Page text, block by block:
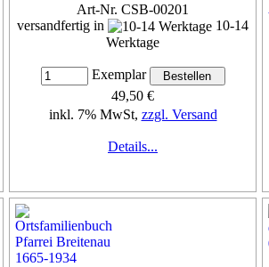
Art-Nr. CSB-00201
versandfertig in
10-14
Werktage
Exemplar
49,50 €
inkl. 7% MwSt, zzgl. Versand
Details...